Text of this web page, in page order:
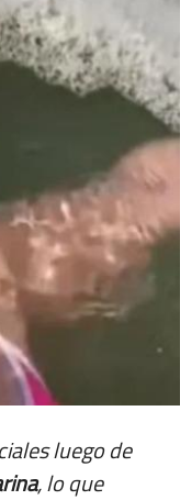
luego de
, lo que